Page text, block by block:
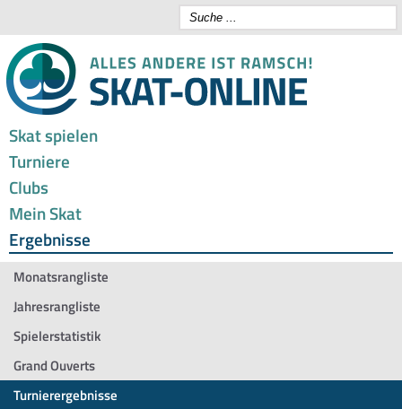
Skat spielen
Turniere
Clubs
Mein Skat
Ergebnisse
Monatsrangliste
Jahresrangliste
Spielerstatistik
Grand Ouverts
Turnierergebnisse